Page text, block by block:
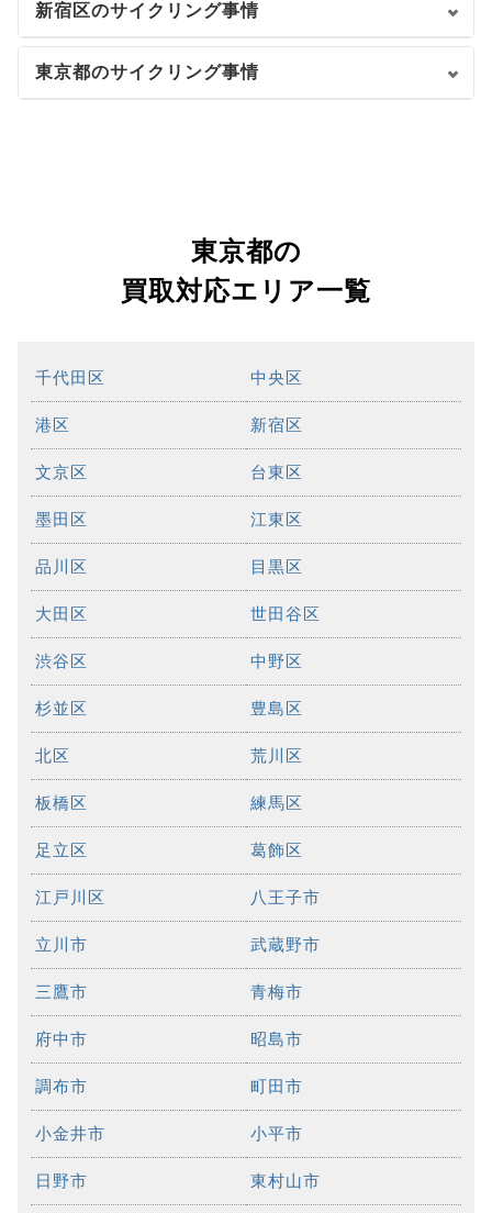
新宿区のサイクリング事情
東京都のサイクリング事情
東京都の
買取対応エリア一覧
千代田区 中央区
港区 新宿区
文京区 台東区
墨田区 江東区
品川区 目黒区
大田区 世田谷区
渋谷区 中野区
杉並区 豊島区
北区 荒川区
板橋区 練馬区
足立区 葛飾区
江戸川区 八王子市
立川市 武蔵野市
三鷹市 青梅市
府中市 昭島市
調布市 町田市
小金井市 小平市
日野市 東村山市